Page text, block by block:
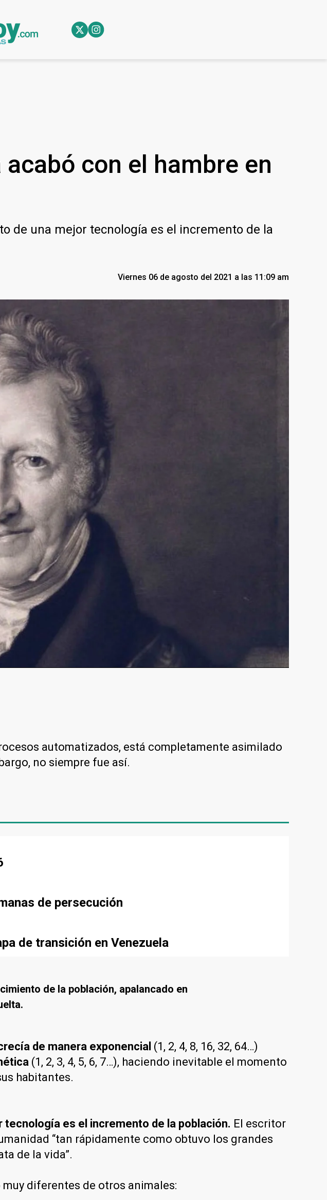
con el hambre en
de una mejor tecnología es el incremento de la
Viernes 06 de agosto del 2021 a las 11:09 am
automatizados, está completamente asimilado
no siempre fue así.
de persecución
de transición en Venezuela
de la población, apalancado en
de manera exponencial (1, 2, 4, 8, 16, 32, 64…)
(1, 2, 3, 4, 5, 6, 7…), haciendo inevitable el momento
habitantes.
es el incremento de la población. El escritor
“tan rápidamente como obtuvo los grandes
de la vida”.
diferentes de otros animales: